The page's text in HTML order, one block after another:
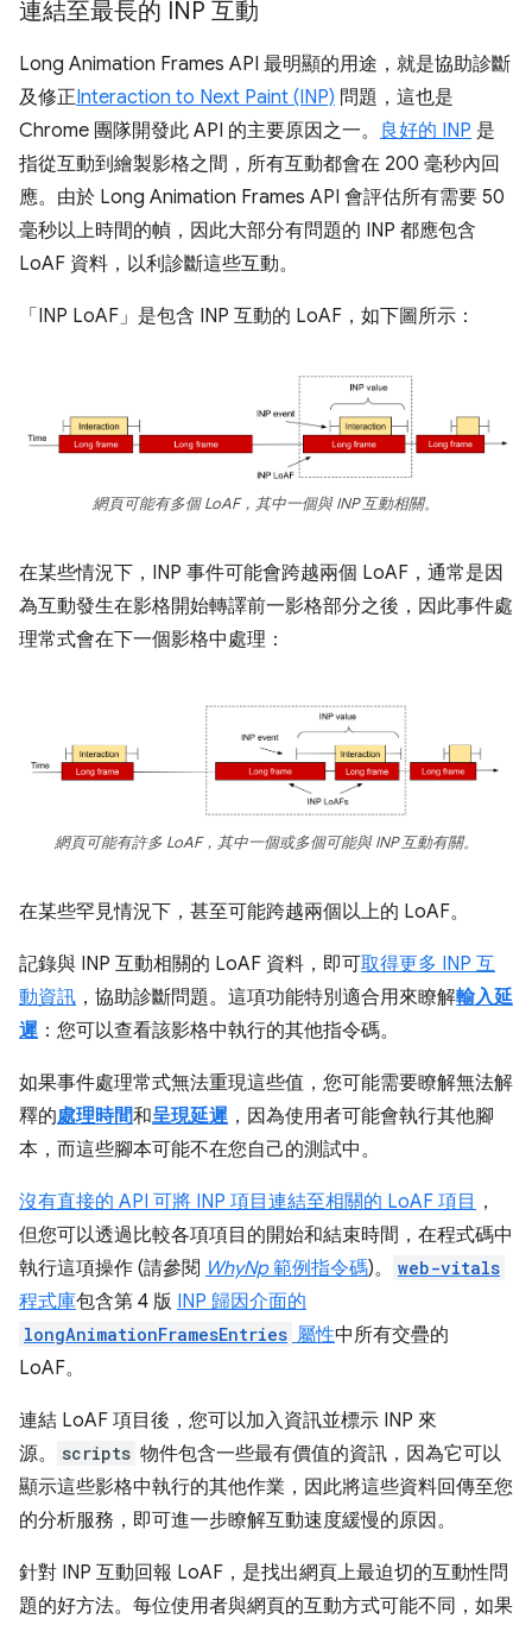
連結至最長的 INP 互動
Long Animation Frames API 最明顯的用途，就是協助診斷
及修正Interaction to Next Paint (INP) 問題，這也是
Chrome 團隊開發此 API 的主要原因之一。 良好的 INP 是
指從互動到繪製影格之間，所有互動都會在 200 毫秒內回
應。由於 Long Animation Frames API 會評估所有需要 50
毫秒以上時間的幀，因此大部分有問題的 INP 都應包含
LoAF 資料，以利診斷這些互動。
「INP LoAF」是包含 INP 互動的 LoAF，如下圖所示：
網頁可能有多個 LoAF，其中一個與 INP 互動相關。
在某些情況下，INP 事件可能會跨越兩個 LoAF，通常是因
為互動發生在影格開始轉譯前一影格部分之後，因此事件處
理常式會在下一個影格中處理：
網頁可能有許多 LoAF，其中一個或多個可能與 INP 互動有關。
在某些罕見情況下，甚至可能跨越兩個以上的 LoAF。
記錄與 INP 互動相關的 LoAF 資料，即可取得更多 INP 互
動資訊 ，協助診斷問題。這項功能特別適合用來瞭解輸入延
遲 ：您可以查看該影格中執行的其他指令碼。
如果事件處理常式無法重現這些值，您可能需要瞭解無法解
釋的處理時間和呈現延遲 ，因為使用者可能會執行其他腳
本，而這些腳本可能不在您自己的測試中。
沒有直接的 API 可將 INP 項目連結至相關的 LoAF 項目 ，
但您可以透過比較各項項目的開始和結束時間，在程式碼中
執行這項操作 (請參閱 WhyNp範例指令碼)。 web-vitals
程式庫包含第 4 版 INP 歸因介面的
longAnimationFramesEntries 屬性中所有交疊的
LoAF。
連結 LoAF 項目後，您可以加入資訊並標示 INP 來
源。
scripts 物件包含一些最有價值的資訊，因為它可以
顯示這些影格中執行的其他作業，因此將這些資料回傳至您
的分析服務，即可進一步瞭解互動速度緩慢的原因。
針對 INP 互動回報 LoAF，是找出網頁上最迫切的互動性問
題的好方法。每位使用者與網頁的互動方式可能不同，如果